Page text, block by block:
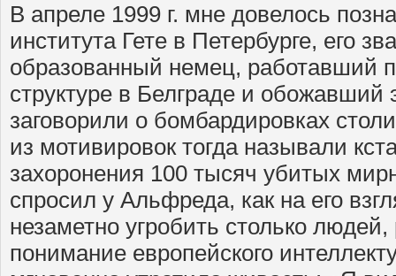
В апреле 1999 г. мне довелось
института Гете в Петербурге, его
образованный немец, работавший
структуре в Белграде и обожавший
заговорили о бомбардировках
из мотивировок тогда называли
захоронения 100 тысяч убитых
спросил у Альфреда, как на его
незаметно угробить столько
понимание европейского